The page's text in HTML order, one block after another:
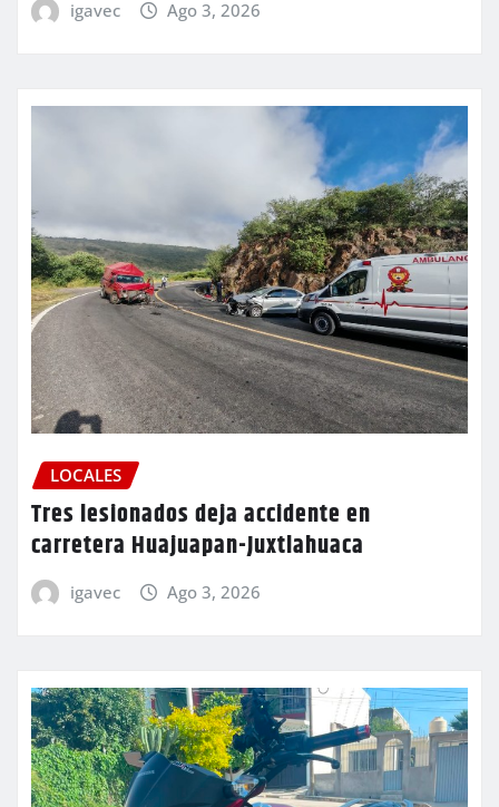
igavec Ago 3, 2026
LOCALES
Tres lesionados deja accidente en
carretera Huajuapan-Juxtlahuaca
igavec Ago 3, 2026